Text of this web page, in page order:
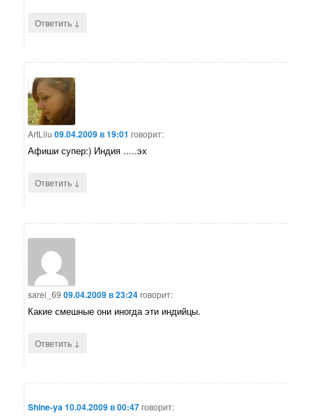
Ответить ↓
ArtLilu 09.04.2009 в 19:01 говорит:
Афиши супер:) Индия .....эх
Ответить ↓
sarel_69 09.04.2009 в 23:24говорит:
Какие смешные они иногда эти индийцы.
Ответить ↓
Shine-ya10.04.2009 в 00:47говорит: